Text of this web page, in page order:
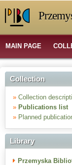
MAIN PAGE
Collection
» Collection
» Publications list
» Planned
Library
Przemyska